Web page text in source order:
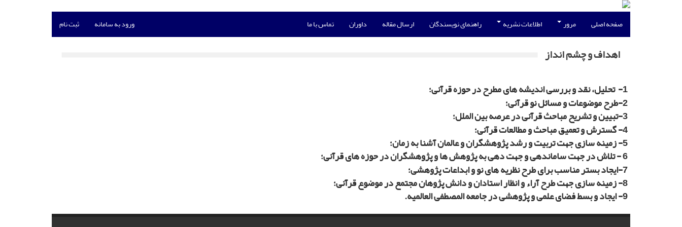
صفحه اصلی مرور اطلاعات نشریه راهنمای نویسندگان ارسال مقاله داوران تماس با ما ورود به سامانه ثبت نام
اهداف و چشم انداز
1- تحلیل، نقد و بررسی اندیشه های مطرح در حوزه قرآنی؛
2-طرح موضوعات و مسائل نو قرآنی؛
3-تبیین و تشریح مباحث قرآنی در عرصه بین الملل؛
4- گسترش و تعمیق مباحث و مطالعات قرآنی؛
5- زمینه سازی جهت تربیت و رشد پژوهشگران و عالمان آشنا به زمان؛
6 - تلاش در جهت ساماندهی و جهت دهی به پژوهش ها و پژوهشگران در حوزه های قرآنی؛
7-ایجاد بستر مناسب برای طرح نظریه های نو و ابداعات پژوهشی؛
8- زمینه سازی جهت طرح آراء و انظار استادان و دانش پژوهان مجتمع در موضوع قرآنی؛
9- ایجاد و بسط فضای علمی و پژوهشی در جامعه المصطفی العالمیه.